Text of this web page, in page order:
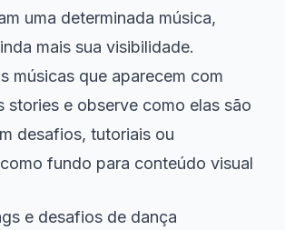
uma determinada música,
mais sua visibilidade.
músicas que aparecem com
stories e observe como elas são
desafios, tutoriais ou
fundo para conteúdo visual
e desafios de dança